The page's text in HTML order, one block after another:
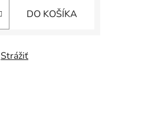
DO KOŠÍKA
Strážiť